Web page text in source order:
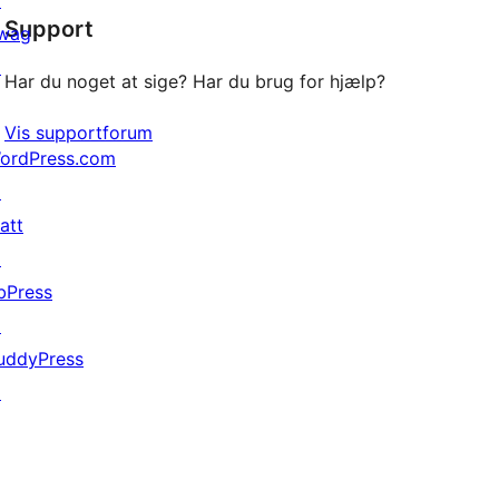
anmeldelser
Support
Har du noget at sige? Har du brug for hjælp?
Vis supportforum